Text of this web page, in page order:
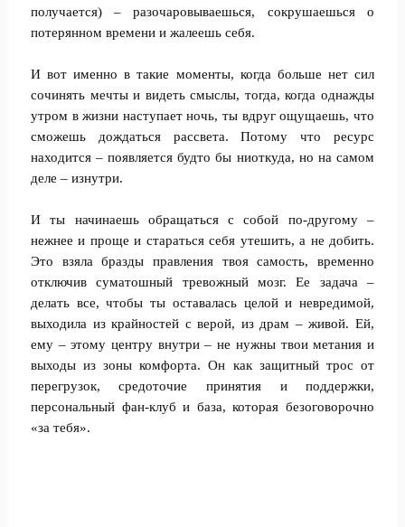
получается) – разочаровываешься, сокрушаешься о
потерянном времени и жалеешь себя.
И вот именно в такие моменты, когда больше нет сил
сочинять мечты и видеть смыслы, тогда, когда однажды
утром в жизни наступает ночь, ты вдруг ощущаешь, что
сможешь дождаться рассвета. Потому что ресурс
находится – появляется будто бы ниоткуда, но на самом
деле – изнутри.
И ты начинаешь обращаться с собой по-другому –
нежнее и проще и стараться себя утешить, а не добить.
Это взяла бразды правления твоя самость, временно
отключив суматошный тревожный мозг. Ее задача –
делать все, чтобы ты оставалась целой и невредимой,
выходила из крайностей с верой, из драм – живой. Ей,
ему – этому центру внутри – не нужны твои метания и
выходы из зоны комфорта. Он как защитный трос от
перегрузок, средоточие принятия и поддержки,
персональный фан-клуб и база, которая безоговорочно
«за тебя».